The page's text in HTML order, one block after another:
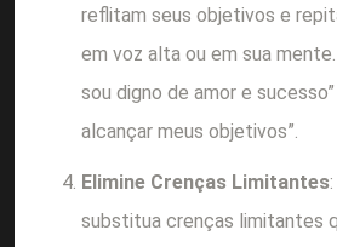
reflitam seus objetivos e
em voz alta ou em sua
sou digno de amor e
alcançar meus objetivos”.
Elimine Crenças Limitantes
substitua crenças limitantes